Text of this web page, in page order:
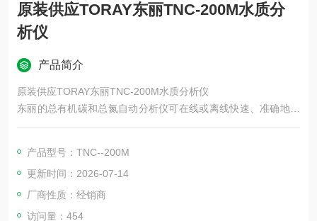
原装供应TORAY东丽TNC-200M水质分
析仪
产品简介
原装供应TORAY东丽TNC-200M水质分析仪
东丽的总有机碳和总氮自动分析仪可在线或离线快速、准确地自
动分析河流、湖泊和沼泽、海域和植物废水中的总有机碳含量和
产品型号：TNC--200M
更新时间：2026-07-14
厂商性质：经销商
访问量：454